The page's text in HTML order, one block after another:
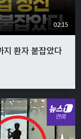
02:15
환자 붙잡았다